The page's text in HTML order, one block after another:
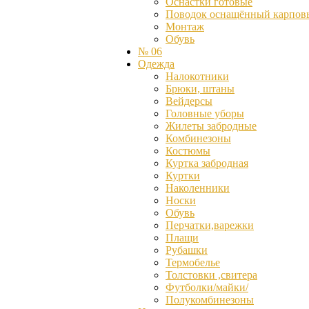
Поводок оснащённый
Монтаж
Обувь
№ 06
Одежда
Налокотники
Брюки, штаны
Вейдерсы
Головные уборы
Жилеты забродные
Комбинезоны
Костюмы
Куртка забродная
Куртки
Наколенники
Носки
Обувь
Перчатки,варежки
Плащи
Рубашки
Термобелье
Толстовки ,свитера
Футболки/майки/
Полукомбинезоны